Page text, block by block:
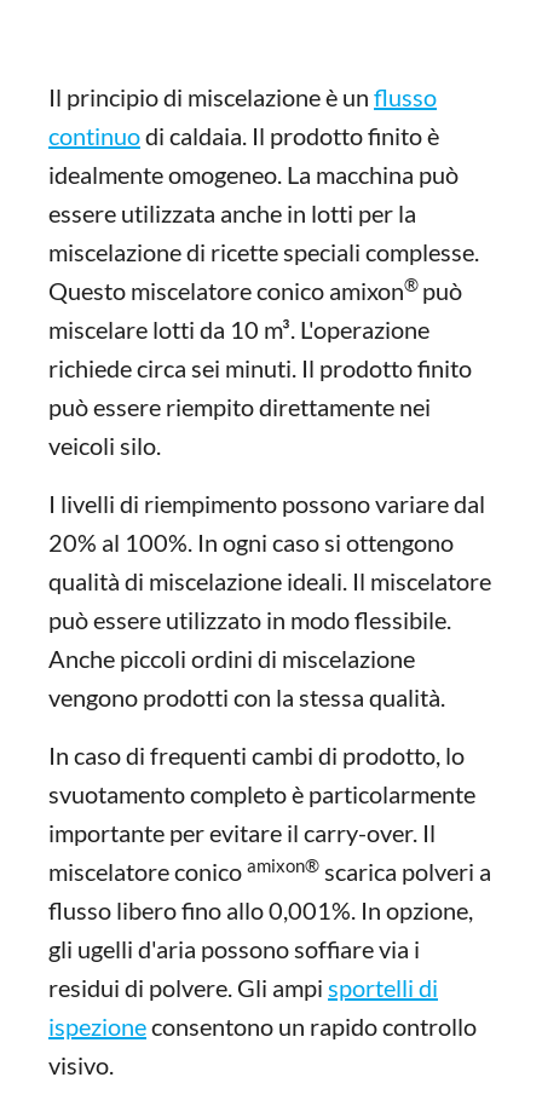
Il principio di miscelazione è un flusso
continuodi caldaia. Il prodotto finito è
idealmente omogeneo. La macchina può
essere utilizzata anche in lotti per la
miscelazione di ricette speciali complesse.
Questo miscelatore conico amixon® può
miscelare lotti da 10 m³. L'operazione
richiede circa sei minuti. Il prodotto finito
può essere riempito direttamente nei
veicoli silo.
I livelli di riempimento possono variare dal
20% al 100%. In ogni caso si ottengono
qualità di miscelazione ideali. Il miscelatore
può essere utilizzato in modo flessibile.
Anche piccoli ordini di miscelazione
vengono prodotti con la stessa qualità.
In caso di frequenti cambi di prodotto, lo
svuotamento completo è particolarmente
importante per evitare il carry-over. Il
miscelatore conico amixon® scarica polveri a
flusso libero fino allo 0,001%. In opzione,
gli ugelli d'aria possono soffiare via i
residui di polvere. Gli ampi sportelli di
ispezioneconsentono un rapido controllo
visivo.